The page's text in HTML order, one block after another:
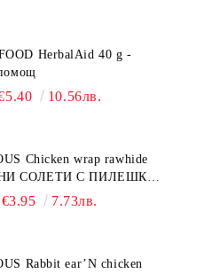
HerbalAid 40 g -
10.56лв.
Chicken wrap rawhide
СОЛЕТИ С ПИЛЕШКО,
за куче, 100 г
€3.95 7.73лв.
Rabbit ear’N chicken